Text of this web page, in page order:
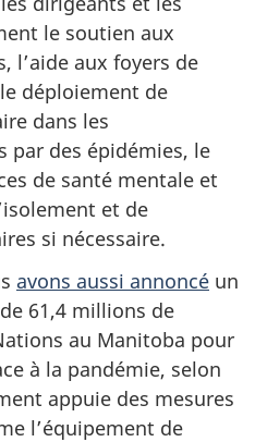
le soutien aux
l’aide aux foyers de
déploiement de
dans les
par des épidémies, le
de santé mentale et
et de
si nécessaire.
avons aussi annoncé un
61,4 millions de
au Manitoba pour
à la pandémie, selon
appuie des mesures
l’équipement de